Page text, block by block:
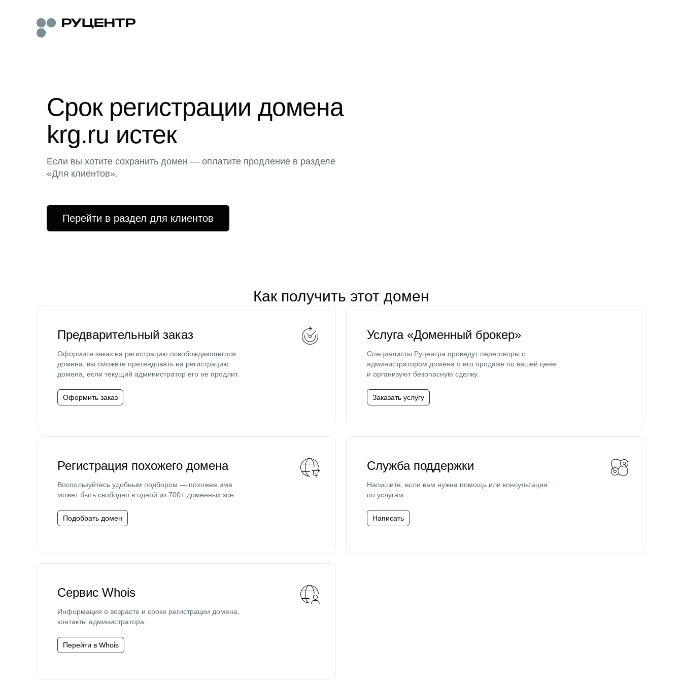
Срок регистрации домена
krg.ru истек
Если вы хотите сохранить домен — оплатите продление в разделе
«Для клиентов».
Перейти в раздел для клиентов
Как получить этот домен
Предварительный заказ
Оформите заказ на регистрацию освобождающегося
домена: вы сможете претендовать на регистрацию
домена, если текущий администратор его не продлит.
Оформить заказ
Услуга «Доменный брокер»
Специалисты Руцентра проведут переговоры с
администратором домена о его продаже по вашей цене
и организуют безопасную сделку.
Заказать услугу
Регистрация похожего домена
Воспользуйтесь удобным подбором — похожее имя
может быть свободно в одной из 700+ доменных зон.
Подобрать домен
Служба поддержки
Напишите, если вам нужна помощь или консультация
по услугам.
Написать
Сервис Whois
Информация о возрасте и сроке регистрации домена,
контакты администратора.
Перейти в Whois